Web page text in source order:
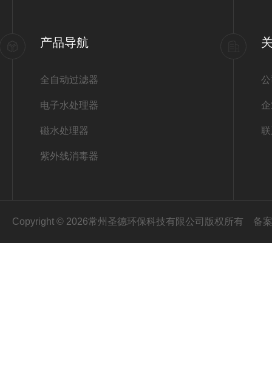
产品导航
全自动过滤器
电子水处理器
磁水处理器
紫外线消毒器
Copyright © 2026常州圣德环保科技有限公司版权所有 备